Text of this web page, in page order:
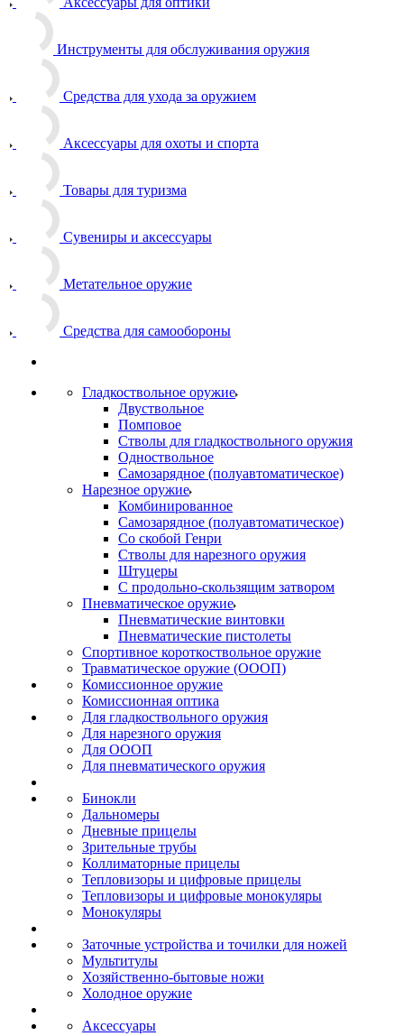
Инструменты для обслуживания оружия
Средства для ухода за оружием
Аксессуары для охоты и спорта
Товары для туризма
Сувениры и аксессуары
Метательное оружие
Средства для самообороны
Гладкоствольное оружие
Двуствольное
Помповое
Стволы для гладкоствольного оружия
Одноствольное
Самозарядное (полуавтоматическое)
Нарезное оружие
Комбинированное
Самозарядное (полуавтоматическое)
Со скобой Генри
Стволы для нарезного оружия
Штуцеры
С продольно-скользящим затвором
Пневматическое оружие
Пневматические винтовки
Пневматические пистолеты
Спортивное короткоствольное оружие
Травматическое оружие (ОООП)
Комиссионное оружие
Комиссионная оптика
Для гладкоствольного оружия
Для нарезного оружия
Для ОООП
Для пневматического оружия
Бинокли
Дальномеры
Дневные прицелы
Зрительные трубы
Коллиматорные прицелы
Тепловизоры и цифровые прицелы
Тепловизоры и цифровые монокуляры
Монокуляры
Заточные устройства и точилки для ножей
Мультитулы
Хозяйственно-бытовые ножи
Холодное оружие
Аксессуары